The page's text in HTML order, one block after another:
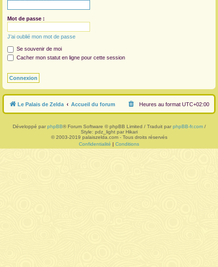
Mot de passe :
J’ai oublié mon mot de passe
Se souvenir de moi
Cacher mon statut en ligne pour cette session
Le Palais de Zelda Accueil du forum Heures au format UTC+02:00
Développé par phpBB® Forum Software © phpBB Limited / Traduit par phpBB-fr.com/
Style: pdz_light par Hikari
© 2003-2019 palaiszelda.com - Tous droits réservés
Confidentialité | Conditions